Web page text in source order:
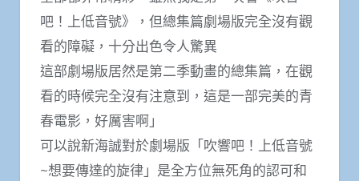
吧！上低音號》，但總集篇劇場版完全沒有觀
看的障礙，十分出色令人驚異
這部劇場版居然是第二季動畫的總集篇，在觀
看的時候完全沒有注意到，這是一部完美的青
春電影，好厲害啊」
可以說新海誠對於劇場版「吹響吧！上低音號
~想要傳達的旋律」是全方位無死角的認可和